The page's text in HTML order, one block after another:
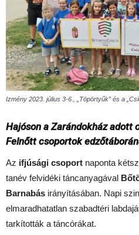
Izmény 2023. július 3-6., „Töpörtyűk” és a
Hajóson a Zarándokház adott
Felnőtt csoportok
Az ifjúsági csoport naponta
tanév felvidéki táncanyagával
Barnabás irányításában. Napi
elmaradhatatlan szabadtéri
tarkították a táncórákat.